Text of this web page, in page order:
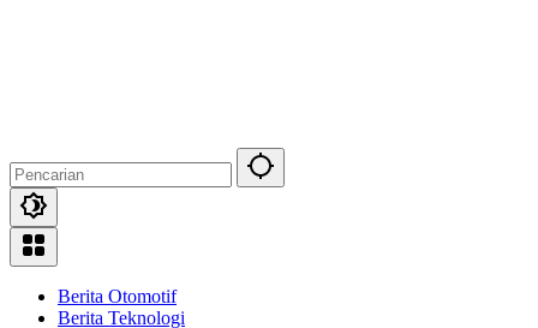
Berita Otomotif
Berita Teknologi